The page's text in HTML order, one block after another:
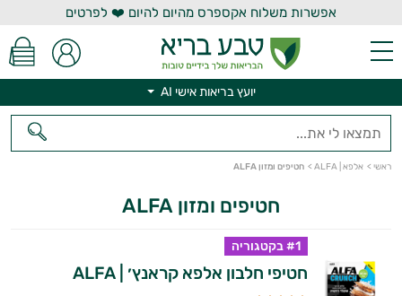
אפשרות משלוח אקספרס מהיום להיום ❤️ לפרטים
יועץ בריאות אישי AI
ראשי > אלפא | ALFA > חטיפים ומזון ALFA
חטיפים ומזון ALFA
#1 בקטגוריה
חטיפי חלבון אלפא קראנץ׳ | ALFA